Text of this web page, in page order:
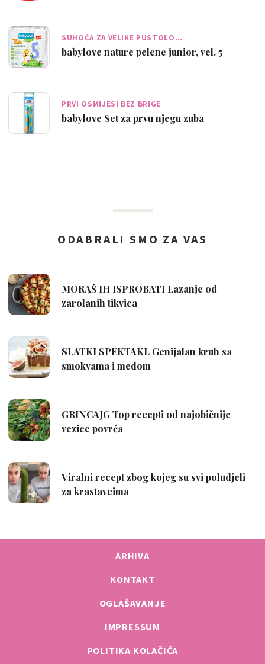
SUHOĆA ZA VELIKE PUSTOLO…
babylove nature pelene junior, vel. 5
PRVI OSMIJESI BEZ BRIGE
babylove Set za prvu njegu zuba
ARHIVA
KONTAKT
OGLAŠAVANJE
IMPRESSUM
POLITIKA KOLAČIĆA